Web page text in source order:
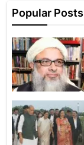
Popular Posts